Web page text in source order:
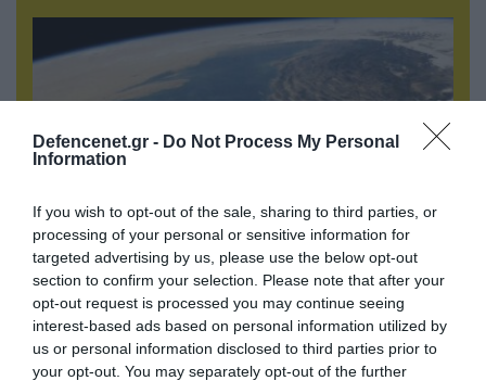
Defencenet.gr - Do Not Process My Personal
Information
If you wish to opt-out of the sale, sharing to third parties, or
processing of your personal or sensitive information for
targeted advertising by us, please use the below opt-out
section to confirm your selection. Please note that after your
opt-out request is processed you may continue seeing
interest-based ads based on personal information utilized by
us or personal information disclosed to third parties prior to
your opt-out. You may separately opt-out of the further
05.08.2026 | 22:02
Το Ομάν συμφώνησε ότι τα Στενά του Ορμούζ
είναι υπό ιρανική κυριαρχία και επιτεύχθηκε
συμφωνία